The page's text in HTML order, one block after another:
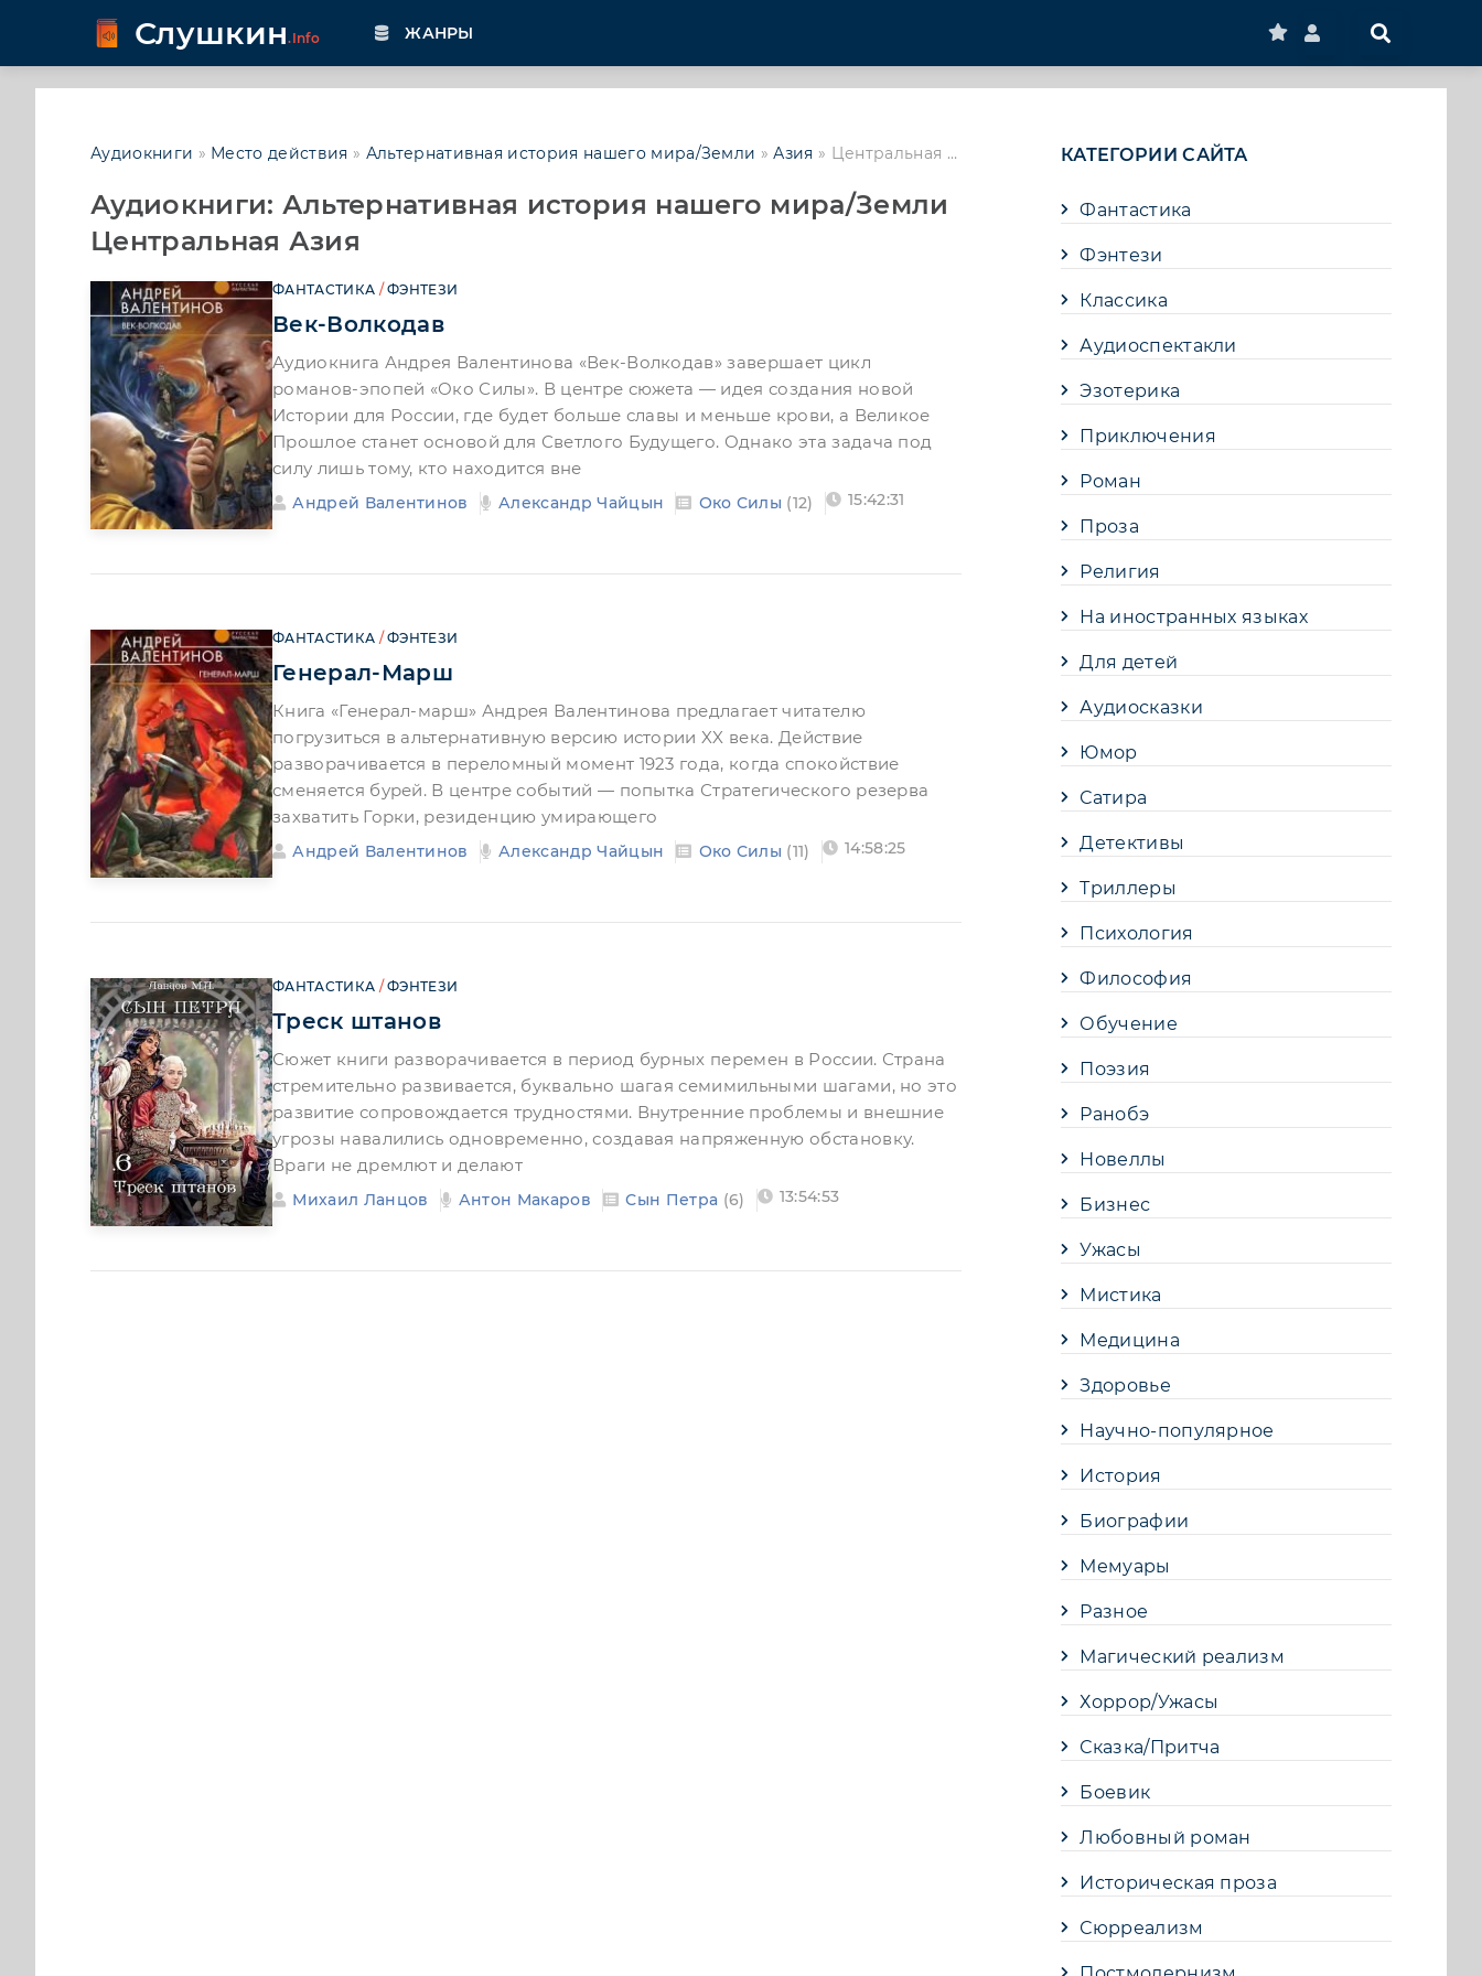
Слушкин.Info ЖАНРЫ
Аудиокниги » Место действия » Альтернативная история нашего мира/Земли »Азия » Центральная Азия
Аудиокниги: Альтернативная история нашего мира/Земли
Центральная Азия
ФАНТАСТИКА /ФЭНТЕЗИ
Век-Волкодав
Аудиокнига Андрея Валентинова «Век-Волкодав» завершает цикл
романов-эпопей «Око Силы». В центре сюжета — идея создания новой
Истории для России, где будет больше славы и меньше крови, а Великое
Прошлое станет основой для Светлого Будущего. Однако эта задача под
силу лишь тому, кто находится вне
Андрей Валентинов Александр Чайцын Око Силы (12) 15:42:31
ФАНТАСТИКА /ФЭНТЕЗИ
Генерал-Марш
Книга «Генерал-марш» Андрея Валентинова предлагает читателю
погрузиться в альтернативную версию истории XX века. Действие
разворачивается в переломный момент 1923 года, когда спокойствие
сменяется бурей. В центре событий — попытка Стратегического резерва
захватить Горки, резиденцию умирающего
Андрей Валентинов Александр Чайцын Око Силы (11) 14:58:25
ФАНТАСТИКА /ФЭНТЕЗИ
Треск штанов
Сюжет книги разворачивается в период бурных перемен в России. Страна
стремительно развивается, буквально шагая семимильными шагами, но это
развитие сопровождается трудностями. Внутренние проблемы и внешние
угрозы навалились одновременно, создавая напряженную обстановку.
Враги не дремлют и делают
Михаил Ланцов Антон Макаров Сын Петра (6) 13:54:53
КАТЕГОРИИ САЙТА
Фантастика
Фэнтези
Классика
Аудиоспектакли
Эзотерика
Приключения
Роман
Проза
Религия
На иностранных языках
Для детей
Аудиосказки
Юмор
Сатира
Детективы
Триллеры
Психология
Философия
Обучение
Поэзия
Ранобэ
Новеллы
Бизнес
Ужасы
Мистика
Медицина
Здоровье
Научно-популярное
История
Биографии
Мемуары
Разное
Магический реализм
Хоррор/Ужасы
Сказка/Притча
Боевик
Любовный роман
Историческая проза
Сюрреализм